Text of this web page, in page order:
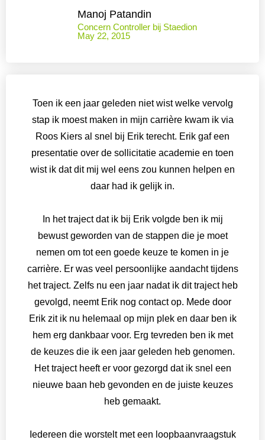
Manoj Patandin
Concern Controller bij Staedion
May 22, 2015
Toen ik een jaar geleden niet wist welke vervolg
stap ik moest maken in mijn carrière kwam ik via
Roos Kiers al snel bij Erik terecht. Erik gaf een
presentatie over de sollicitatie academie en toen
wist ik dat dit mij wel eens zou kunnen helpen en
daar had ik gelijk in.
In het traject dat ik bij Erik volgde ben ik mij
bewust geworden van de stappen die je moet
nemen om tot een goede keuze te komen in je
carrière. Er was veel persoonlijke aandacht tijdens
het traject. Zelfs nu een jaar nadat ik dit traject heb
gevolgd, neemt Erik nog contact op. Mede door
Erik zit ik nu helemaal op mijn plek en daar ben ik
hem erg dankbaar voor. Erg tevreden ben ik met
de keuzes die ik een jaar geleden heb genomen.
Het traject heeft er voor gezorgd dat ik snel een
nieuwe baan heb gevonden en de juiste keuzes
heb gemaakt.
Iedereen die worstelt met een loopbaanvraagstuk